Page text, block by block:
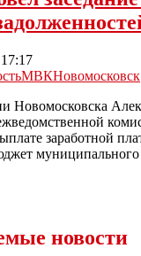
МВКНовомосковск
Новомосковска
заработной
муниципального
новости